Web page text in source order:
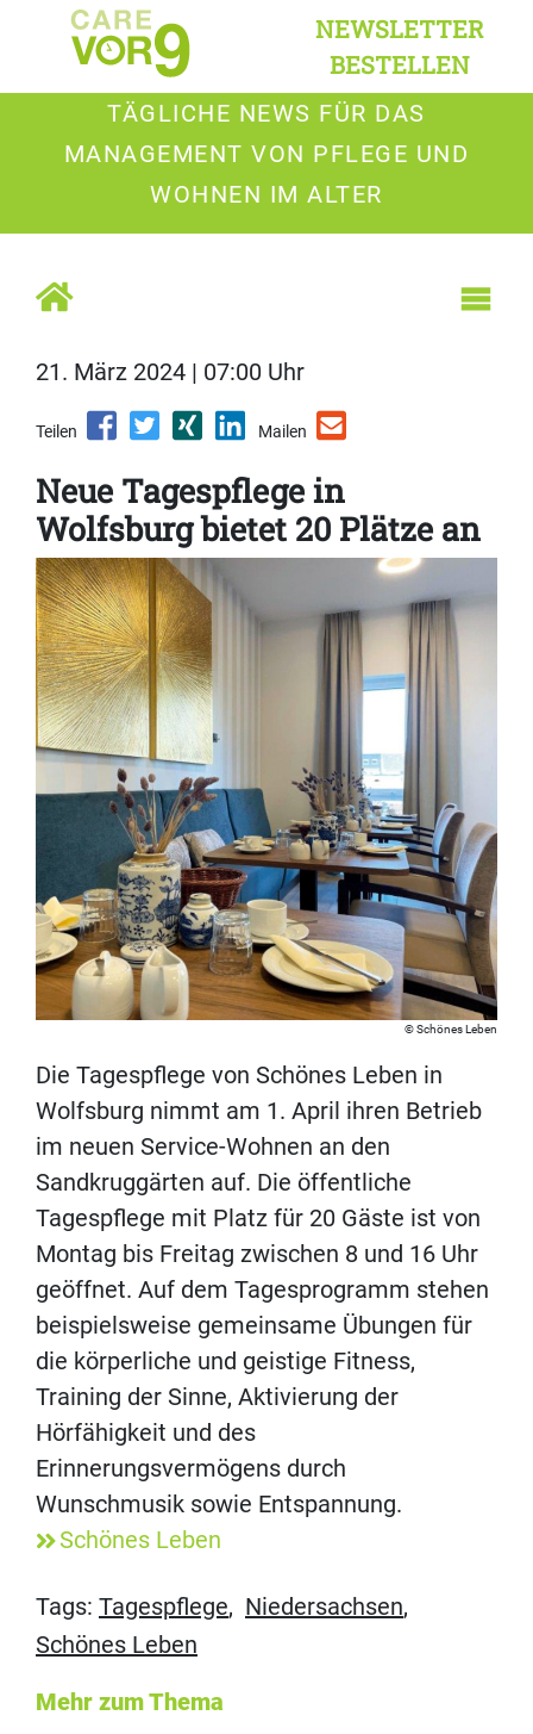
NEWSLETTER
BESTELLEN
TÄGLICHE NEWS FÜR DAS
MANAGEMENT VON PFLEGE UND
WOHNEN IM ALTER
21. März 2024 | 07:00 Uhr
Teilen Mailen
Neue Tagespflege in
Wolfsburg bietet 20 Plätze an
Schönes Leben
Die Tagespflege von Schönes Leben in
Wolfsburg nimmt am 1. April ihren Betrieb
im neuen Service-Wohnen an den
Sandkruggärten auf. Die öffentliche
Tagespflege mit Platz für 20 Gäste ist von
Montag bis Freitag zwischen 8 und 16 Uhr
geöffnet. Auf dem Tagesprogramm stehen
beispielsweise gemeinsame Übungen für
die körperliche und geistige Fitness,
Training der Sinne, Aktivierung der
Hörfähigkeit und des
Erinnerungsvermögens durch
Wunschmusik sowie Entspannung.
Schönes Leben
Tags: Tagespflege, Niedersachsen,
Schönes Leben
Mehr zum Thema